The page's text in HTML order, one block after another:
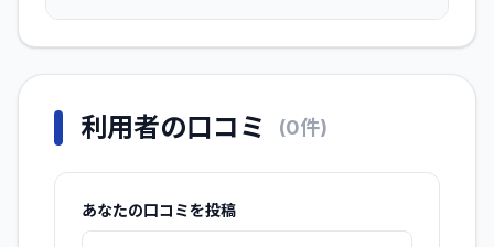
利用者の口コミ (0件)
あなたの口コミを投稿